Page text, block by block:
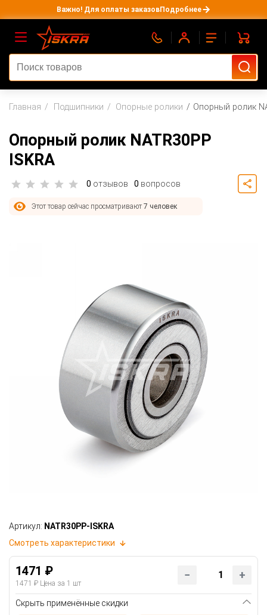
Важно! Для оплаты заказовПодробнее
Главная Подшипники Опорные ролики Опорный ролик
Опорный ролик NATR30PP
ISKRA
0 отзывов 0 вопросов
Этот товар сейчас просматривают7 человек
Артикул: NATR30PP-ISKRA
Смотреть характеристики
1471 ₽
1471 ₽ Цена за 1 шт
Скрыть применённые скидки